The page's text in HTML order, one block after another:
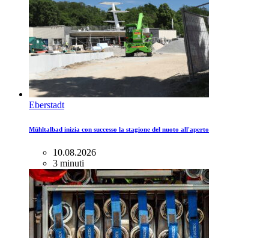
Eberstadt
Mühltalbad inizia con successo la stagione del nuoto all'aperto
10.08.2026
3 minuti